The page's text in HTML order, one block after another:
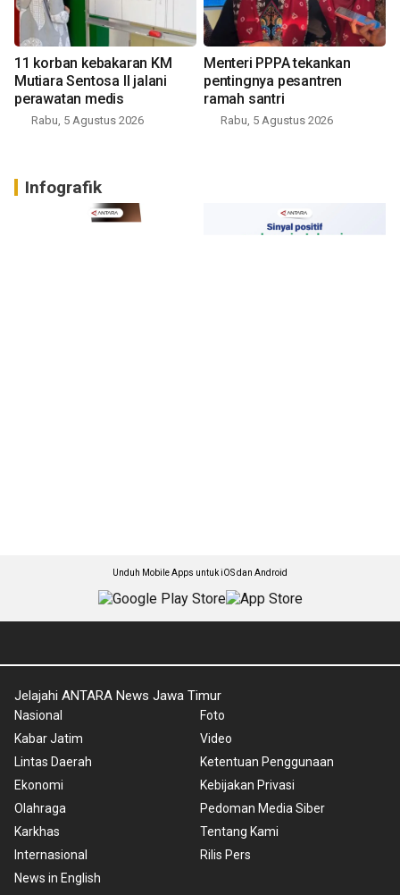
11 korban kebakaran KM
Mutiara Sentosa II jalani
perawatan medis
Rabu, 5 Agustus 2026
Menteri PPPA tekankan
pentingnya pesantren
ramah santri
Rabu, 5 Agustus 2026
Infografik
Unduh Mobile Apps untuk iOS dan Android
Jelajahi ANTARA News Jawa Timur
Nasional
Kabar Jatim
Lintas Daerah
Ekonomi
Olahraga
Karkhas
Internasional
News in English
Foto
Video
Ketentuan Penggunaan
Kebijakan Privasi
Pedoman Media Siber
Tentang Kami
Rilis Pers